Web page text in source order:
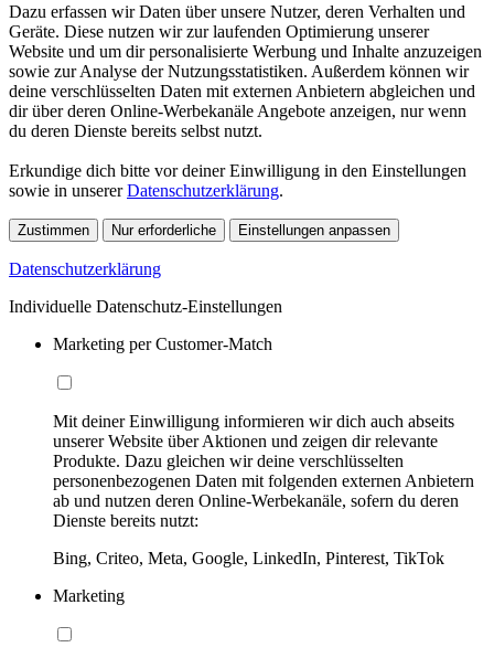
Dazu erfassen wir Daten über unsere Nutzer, deren Verhalten und
Geräte. Diese nutzen wir zur laufenden Optimierung unserer
Website und um dir personalisierte Werbung und Inhalte anzuzeigen
sowie zur Analyse der Nutzungsstatistiken. Außerdem können wir
deine verschlüsselten Daten mit externen Anbietern abgleichen und
dir über deren Online-Werbekanäle Angebote anzeigen, nur wenn
du deren Dienste bereits selbst nutzt.
Erkundige dich bitte vor deiner Einwilligung in den Einstellungen
sowie in unsererDatenschutzerklärung.
Zustimmen Nur erforderliche Einstellungen anpassen
Datenschutzerklärung
Individuelle Datenschutz-Einstellungen
Marketing per Customer-Match
Mit deiner Einwilligung informieren wir dich auch abseits
unserer Website über Aktionen und zeigen dir relevante
Produkte. Dazu gleichen wir deine verschlüsselten
personenbezogenen Daten mit folgenden externen Anbietern
ab und nutzen deren Online-Werbekanäle, sofern du deren
Dienste bereits nutzt:
Bing, Criteo, Meta, Google, LinkedIn, Pinterest, TikTok
Marketing